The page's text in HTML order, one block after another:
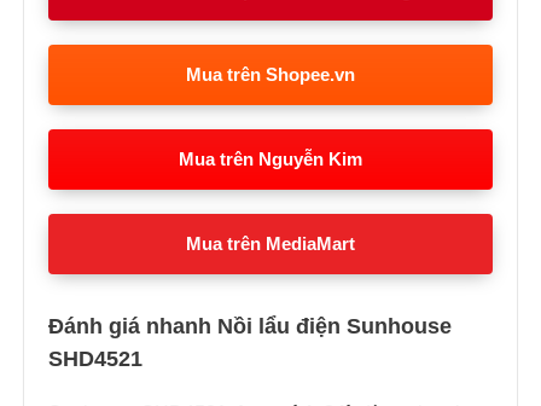
Mua trên Shopee.vn
Mua trên Nguyễn Kim
Mua trên MediaMart
Đánh giá nhanh Nồi lẩu điện Sunhouse
SHD4521